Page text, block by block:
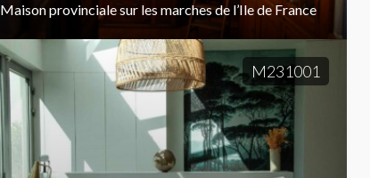
Maison provinciale sur les marches de l’Ile de France
M231001